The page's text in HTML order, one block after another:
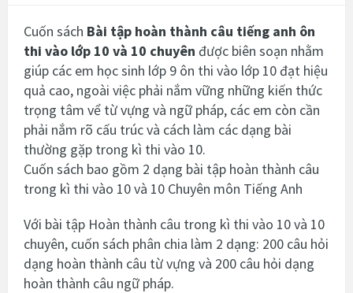
Cuốn sách Bài tập hoàn thành câu tiếng anh ôn
thi vào lớp 10 và 10 chuyên được biên soạn nhằm
giúp các em học sinh lớp 9 ôn thi vào lớp 10 đạt hiệu
quả cao, ngoài việc phải nắm vững những kiến thức
trọng tâm vể từ vựng và ngữ pháp, các em còn cần
phải nắm rõ cấu trúc và cách làm các dạng bài
thường gặp trong kì thi vào 10.
Cuốn sách bao gồm 2 dạng bài tập hoàn thành câu
trong kì thi vào 10 và 10 Chuyên môn Tiếng Anh
Với bài tập Hoàn thành câu trong kì thi vào 10 và 10
chuyên, cuốn sách phân chia làm 2 dạng: 200 câu hỏi
dạng hoàn thành câu từ vựng và 200 câu hỏi dạng
hoàn thành câu ngữ pháp.